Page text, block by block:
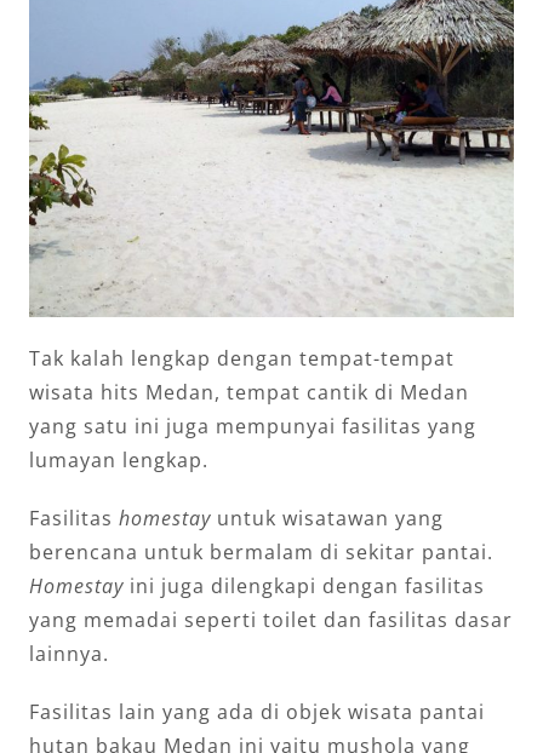
Tak kalah lengkap dengan tempat-tempat
wisata hits Medan, tempat cantik di Medan
yang satu ini juga mempunyai fasilitas yang
lumayan lengkap.
Fasilitas homestay untuk wisatawan yang
berencana untuk bermalam di sekitar pantai.
Homestay ini juga dilengkapi dengan fasilitas
yang memadai seperti toilet dan fasilitas dasar
lainnya.
Fasilitas lain yang ada di objek wisata pantai
hutan bakau Medan ini yaitu mushola yang